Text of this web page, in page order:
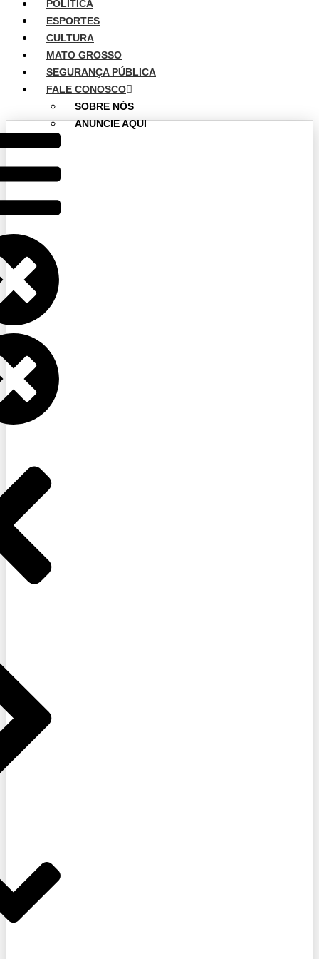
POLÍTICA
ESPORTES
CULTURA
MATO GROSSO
SEGURANÇA PÚBLICA
FALE CONOSCO
SOBRE NÓS
ANUNCIE AQUI